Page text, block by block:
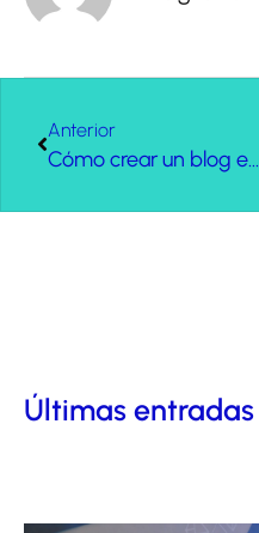
Anterior
Cómo crear un blog en wordpress gratis paso a paso
Últimas entradas